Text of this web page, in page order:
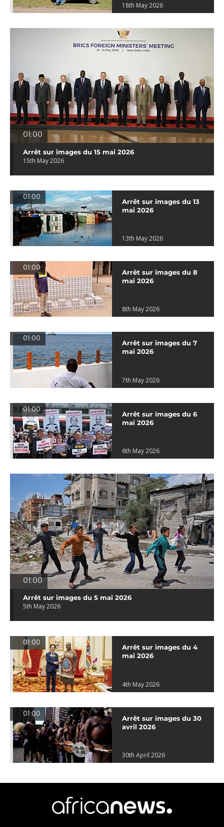
18th May 2026
01:00
Arrêt sur images du 15 mai 2026
15th May 2026
01:00
Arrêt sur images du 13
mai 2026
13th May 2026
01:00
Arrêt sur images du 8
mai 2026
8th May 2026
01:00
Arrêt sur images du 7
mai 2026
7th May 2026
01:00
Arrêt sur images du 6
mai 2026
6th May 2026
01:00
Arrêt sur images du 5 mai 2026
5th May 2026
01:00
Arrêt sur images du 4
mai 2026
4th May 2026
01:00
Arrêt sur images du 30
avril 2026
30th April 2026